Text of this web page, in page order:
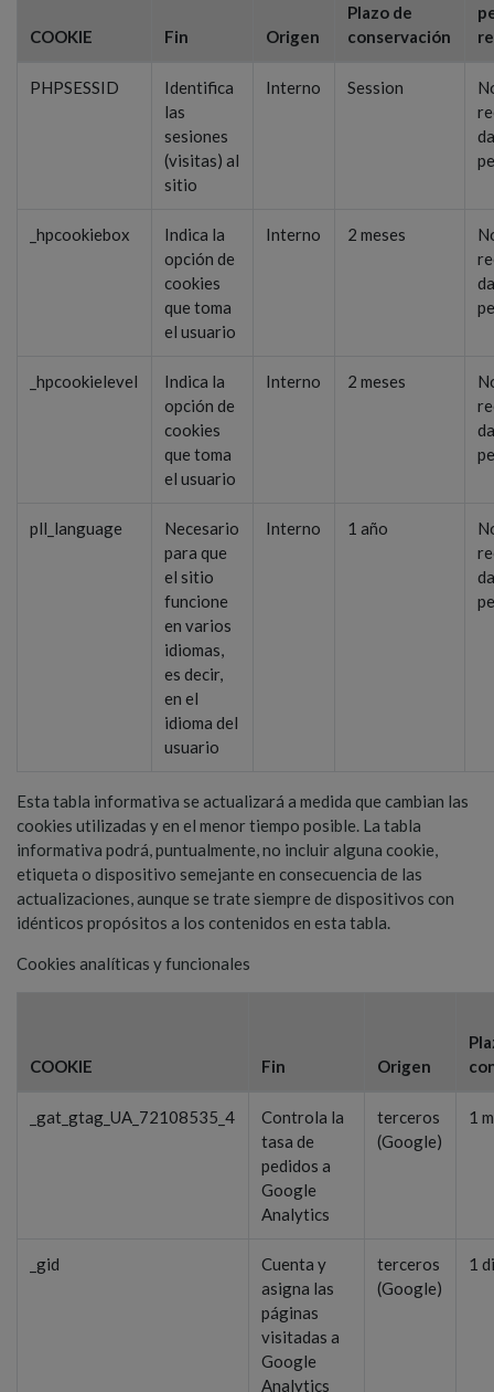
COOKIE Fin Origen
Plazo de
conservación
PHPSESSID
Identifica
las
sesiones
(visitas) al
sitio
Interno Session
_hpcookiebox
Indica la
opción de
cookies
que toma
el usuario
Interno 2 meses
_hpcookielevel
Indica la
opción de
cookies
que toma
el usuario
Interno 2 meses
pll_language
Necesario
para que
el sitio
funcione
en varios
idiomas,
es decir,
en el
idioma del
usuario
Interno 1 año
Esta tabla informativa se actualizará a medida que cambian las
cookies utilizadas y en el menor tiempo posible. La tabla
informativa podrá, puntualmente, no incluir alguna cookie,
etiqueta o dispositivo semejante en consecuencia de las
actualizaciones, aunque se trate siempre de dispositivos con
idénticos propósitos a los contenidos en esta tabla.
Cookies analíticas y funcionales
COOKIE Fin Origen
_gat_gtag_UA_72108535_4
Controla la
tasa de
pedidos a
Google
Analytics
terceros
(Google)
1
_gid
Cuenta y
asigna las
páginas
visitadas a
Google
Analytics
terceros
(Google)
1